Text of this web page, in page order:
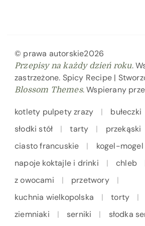
© prawa autorskie2026
Przepisy na każdy dzień roku.
zastrzeżone. Spicy Recipe |
Blossom Themes. Wspierany
kotlety pulpety zrazy bułeczki
słodki stół
tarty
przekąski
ciasto francuskie
kogel-mogel
napoje koktajle i drinki
chleb
z owocami
przetwory
kuchnia wielkopolska
torty
ziemniaki
serniki słodka